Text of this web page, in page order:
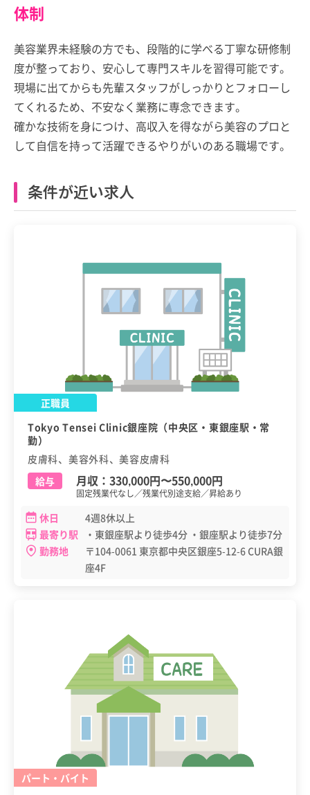
体制
美容業界未経験の方でも、段階的に学べる丁寧な研修制
度が整っており、安心して専門スキルを習得可能です。
現場に出てからも先輩スタッフがしっかりとフォローし
てくれるため、不安なく業務に専念できます。
確かな技術を身につけ、高収入を得ながら美容のプロと
して自信を持って活躍できるやりがいのある職場です。
条件が近い求人
正職員
Tokyo Tensei Clinic銀座院（中央区・東銀座駅・常
勤）
皮膚科、美容外科、美容皮膚科
給与
月収： 330,000円〜550,000円
固定残業代なし／残業代別途支給／昇給あり
休日
4週8休以上
最寄り駅
・東銀座駅より徒歩4分 ・銀座駅より徒歩7分
勤務地
〒104-0061 東京都中央区銀座5-12-6 CURA銀
座4F
パート・バイト